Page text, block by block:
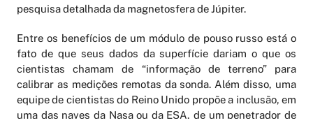
pesquisa detalhada da magnetosfera de Júpiter.
Entre os benefícios de um módulo de pouso russo está o
fato de que seus dados da superfície dariam o que os
cientistas chamam de “informação de terreno” para
calibrar as medições remotas da sonda. Além disso, uma
equipe de cientistas do Reino Unido propõe a inclusão, em
uma das naves da Nasa ou da ESA, de um penetrador de